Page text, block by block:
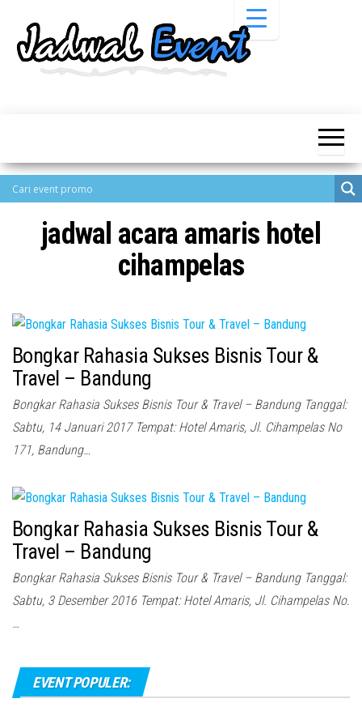
Pameran,
Terbaru
Pameran,
Seminar,
Bazaar,
Job Fair,
Lomba dll.
jadwal acara amaris hotel
cihampelas
Bongkar Rahasia Sukses Bisnis Tour &
Travel – Bandung
Bongkar Rahasia Sukses Bisnis Tour & Travel – Bandung Tanggal:
Sabtu, 14 Januari 2017 Tempat: Hotel Amaris, Jl. Cihampelas No
171, Bandung…
Bongkar Rahasia Sukses Bisnis Tour &
Travel – Bandung
Bongkar Rahasia Sukses Bisnis Tour & Travel – Bandung Tanggal:
Sabtu, 3 Desember 2016 Tempat: Hotel Amaris, Jl. Cihampelas No.
…
EVENT POPULER: